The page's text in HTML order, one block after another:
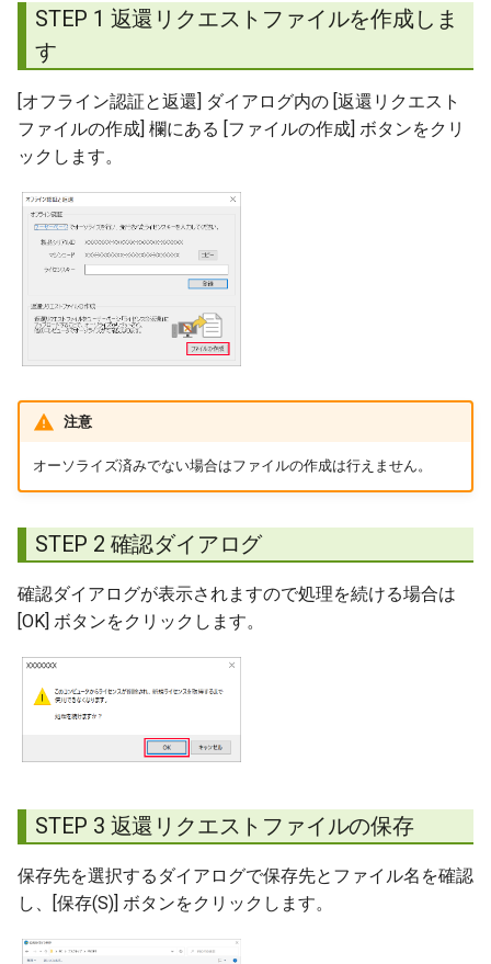
STEP 1 返還リクエストファイルを作成しま
す
[オフライン認証と返還] ダイアログ内の [返還リクエスト
ファイルの作成] 欄にある [ファイルの作成] ボタンをクリ
ックします。
注意
オーソライズ済みでない場合はファイルの作成は行えません。
STEP 2 確認ダイアログ
確認ダイアログが表示されますので処理を続ける場合は
[OK] ボタンをクリックします。
STEP 3 返還リクエストファイルの保存
保存先を選択するダイアログで保存先とファイル名を確認
し、[保存(S)] ボタンをクリックします。